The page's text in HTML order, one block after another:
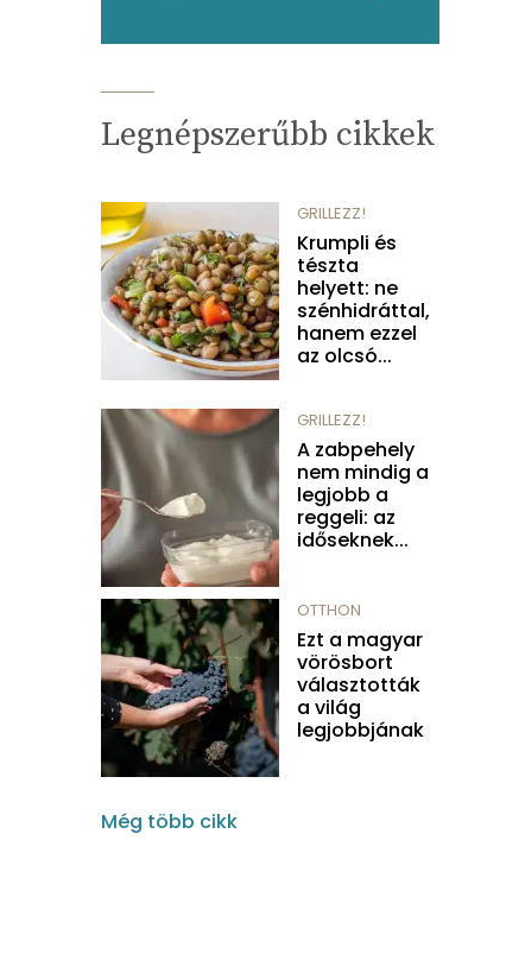
Legnépszerűbb cikkek
GRILLEZZ!
Krumpli és
tészta
helyett: ne
szénhidráttal,
hanem ezzel
az olcsó...
GRILLEZZ!
A zabpehely
nem mindig a
legjobb a
reggeli: az
időseknek...
OTTHON
Ezt a magyar
vörösbort
választották
a világ
legjobbjának
Még több cikk